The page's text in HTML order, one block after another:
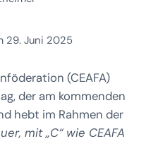
29. Juni 2025
(CEAFA)
der am kommenden
hebt im Rahmen der
mit „C“ wie CEAFA